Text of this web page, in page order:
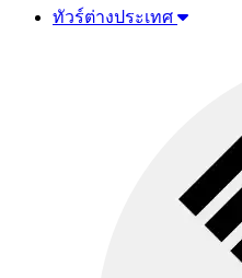
ทัวร์ต่างประเทศ